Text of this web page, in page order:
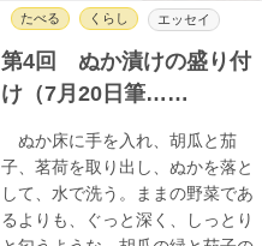
たべる くらし エッセイ
第4回 ぬか漬けの盛り付
け（7月20日筆……
ぬか床に手を入れ、胡瓜と茄
子、茗荷を取り出し、ぬかを落と
して、水で洗う。ままの野菜であ
るよりも、ぐっと深く、しっとり